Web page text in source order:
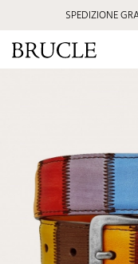
SPEDIZIONE